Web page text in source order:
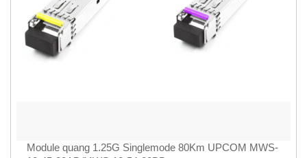
Module quang 1.25G Singlemode 80Km UPCOM MWS-